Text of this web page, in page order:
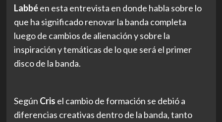
Labbéen esta entrevista en donde habla sobre lo
que ha significado renovar la banda completa
luego de cambios de alienación y sobre la
inspiración y temáticas de lo que será el primer
disco de la banda.
Según Cris el cambio de formación se debió a
diferencias creativas dentro de la banda, tanto